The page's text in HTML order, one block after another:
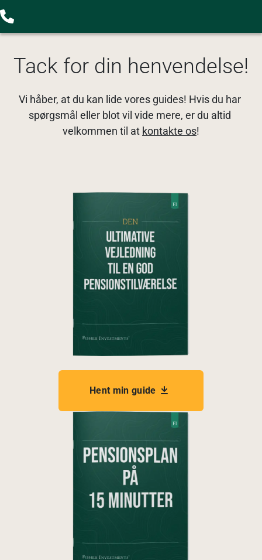
Tack for din henvendelse!
Vi håber, at du kan lide vores guides! Hvis du har
spørgsmål eller blot vil vide mere, er du altid
velkommen til at kontakte os!
Hent min guide